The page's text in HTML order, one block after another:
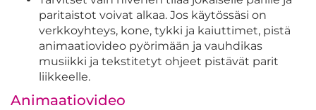
paritaistot voivat alkaa. Jos käytössäsi on
verkkoyhteys, kone, tykki ja kaiuttimet, pistä
animaatiovideo pyörimään ja vauhdikas
musiikki ja tekstitetyt ohjeet pistävät parit
liikkeelle.
Animaatiovideo